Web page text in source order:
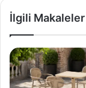
İlgili Makaleler